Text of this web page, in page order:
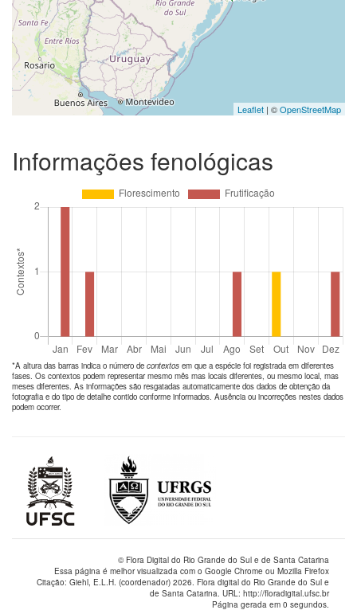
Leaflet | ©OpenStreetMap
Informações fenológicas
*A altura das barras indica o número de contextos em que a espécie foi registrada em diferentes
fases. Os contextos podem representar mesmo mês mas locais diferentes, ou mesmo local, mas
meses diferentes. As informações são resgatadas automaticamente dos dados de obtenção da
fotografia e do tipo de detalhe contido conforme informados. Ausência ou incorreções nestes dados
podem ocorrer.
© Flora Digital do Rio Grande do Sul e de Santa Catarina
Essa página é melhor visualizada com o Google Chrome ou Mozilla Firefox
Citação: Giehl, E.L.H. (coordenador) 2026. Flora digital do Rio Grande do Sul e
de Santa Catarina. URL: http://floradigital.ufsc.br
Página gerada em 0 segundos.